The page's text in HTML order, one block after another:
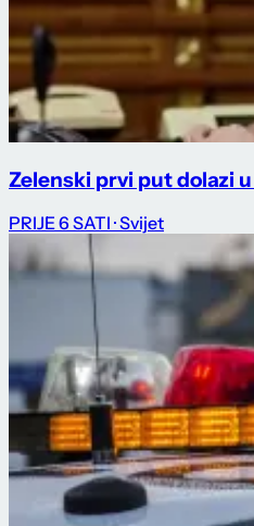
Zelenski prvi put dolazi
PRIJE 6 SATI · Svijet